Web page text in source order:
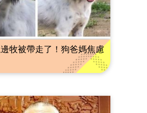
牧被帶走了！狗爸媽焦慮